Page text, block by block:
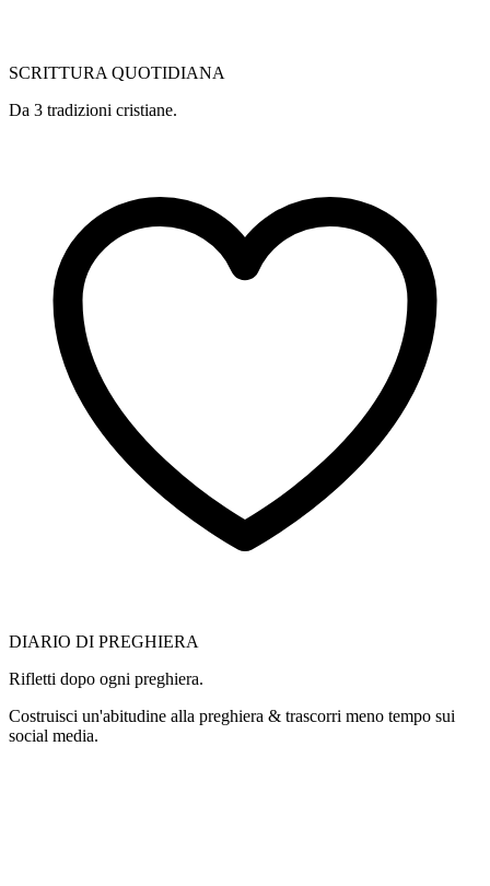
SCRITTURA QUOTIDIANA
Da 3 tradizioni cristiane.
DIARIO DI PREGHIERA
Rifletti dopo ogni preghiera.
Costruisci un'abitudine alla preghiera & trascorri meno tempo sui
social media.